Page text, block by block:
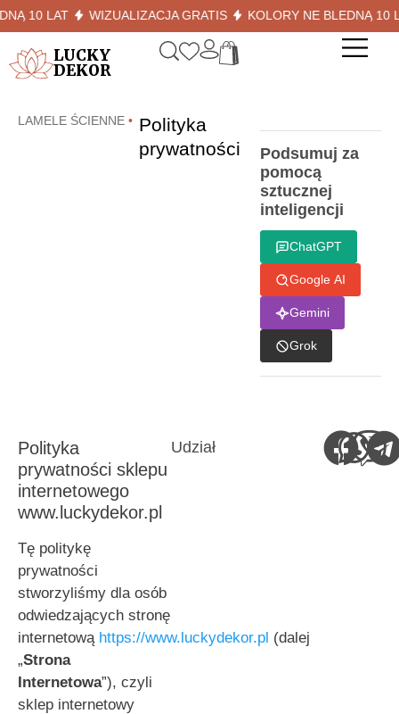
10 LAT WIZUALIZACJA GRATIS KOLORY NE BLEDNĄ 10 LAT
LUCKY
DEKOR
LAMELE ŚCIENNE • Polityka
prywatności
Podsumuj za
pomocą
sztucznej
inteligencji
ChatGPT
Google AI
Gemini
Grok
Polityka
prywatności sklepu
internetowego
www.luckydekor.pl
Tę politykę
prywatności
stworzyliśmy dla osób
odwiedzających stronę
internetową https://www.luckydekor.pl (dalej
„Strona
Internetowa”), czyli
sklep internetowy
Udział